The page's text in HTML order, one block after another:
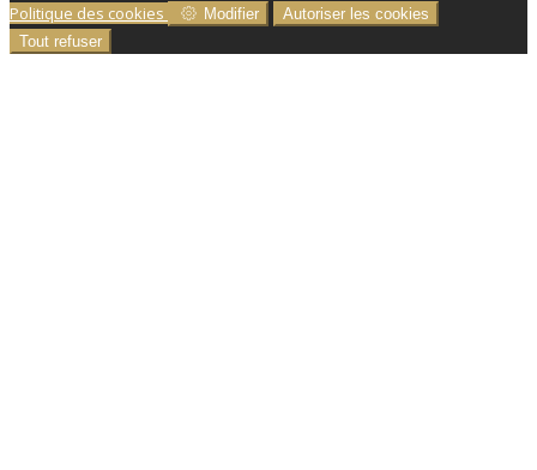
Politique des cookies Modifier
Autoriser les cookies
Tout refuser